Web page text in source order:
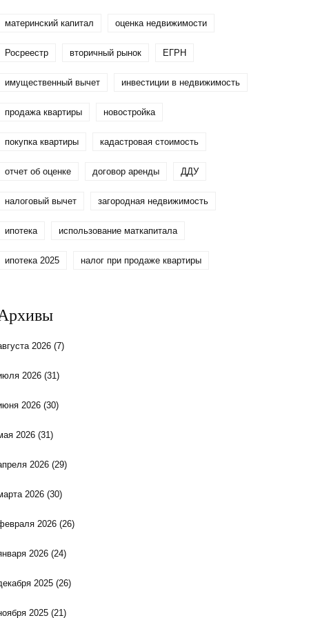
материнский капитал оценка недвижимости
Росреестр вторичный рынок ЕГРН
имущественный вычет инвестиции в недвижимость
продажа квартиры новостройка
покупка квартиры кадастровая стоимость
отчет об оценке договор аренды ДДУ
налоговый вычет загородная недвижимость
ипотека использование маткапитала
ипотека 2025 налог при продаже квартиры
2026(7)
2026(31)
2026(30)
2026(31)
2026(29)
2026(30)
2026(26)
2026(24)
2025(26)
2025(21)